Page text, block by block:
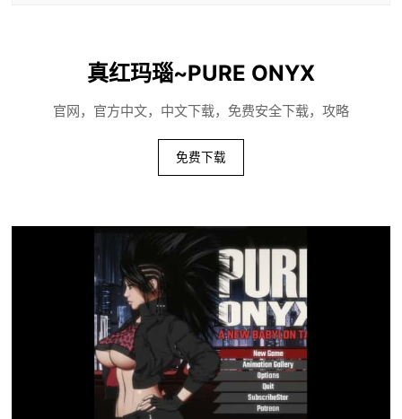
真红玛瑙~PURE ONYX
官网，官方中文，中文下载，免费安全下载，攻略
免费下载